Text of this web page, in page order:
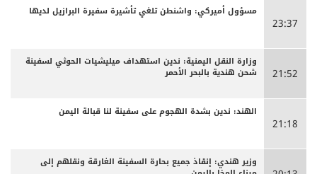
23:37
مسؤول أميركي: واشنطن تلغي تأشيرة سفيرة البرازيل لديها
21:52
وزارة النقل اليمنية: ندين استهداف ميليشيات الحوثي لسفينة
شحن هندية بالبحر الأحمر
21:18
الهند: ندين بشدة الهجوم على سفينة لنا قبالة اليمن
وزير هندي: إنقاذ جميع بحارة السفينة الغارقة ونقلهم إلى